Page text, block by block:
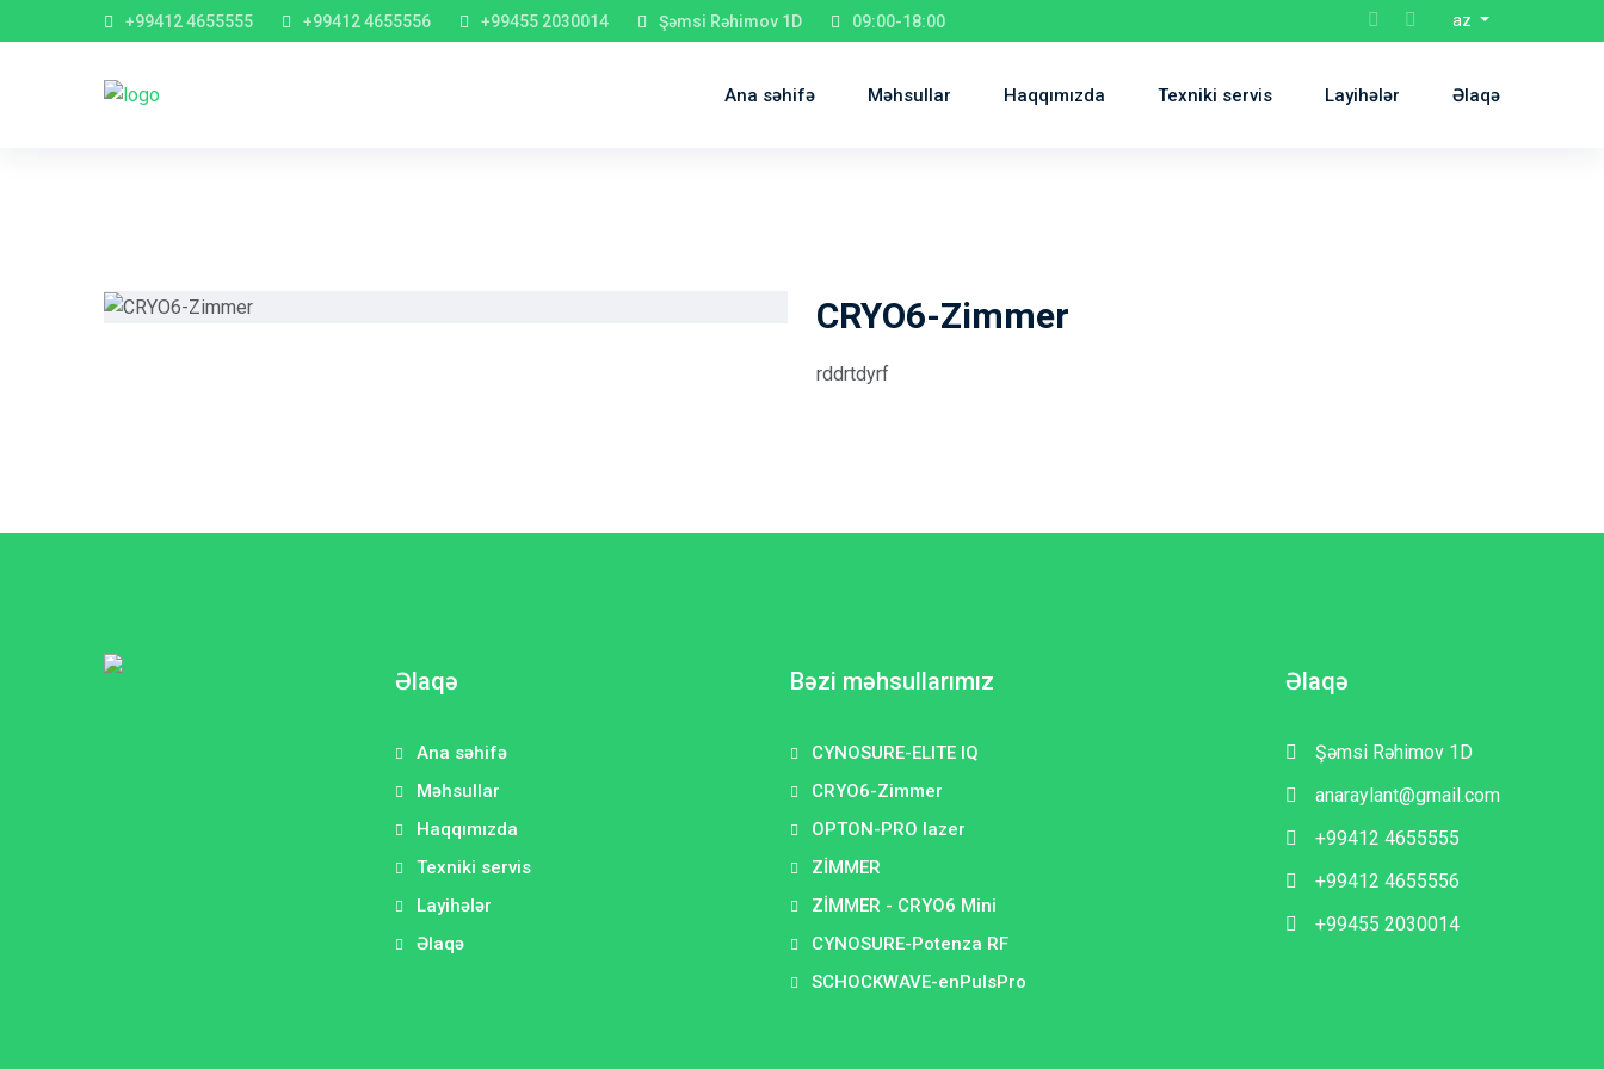
+99412 4655555 +99412 4655556 +99455 2030014 Şəmsi Rəhimov 1D 09:00-18:00 az
Ana səhifə Məhsullar Haqqımızda Texniki servis Layihələr Əlaqə
CRYO6-Zimmer
rddrtdyrf
Əlaqə
Ana səhifə
Məhsullar
Haqqımızda
Texniki servis
Layihələr
Əlaqə
Bəzi məhsullarımız
CYNOSURE-ELITE IQ
CRYO6-Zimmer
OPTON-PRO lazer
ZİMMER
ZİMMER - CRYO6 Mini
CYNOSURE-Potenza RF
SCHOCKWAVE-enPulsPro
Əlaqə
Şəmsi Rəhimov 1D
anaraylant@gmail.com
+99412 4655555
+99412 4655556
+99455 2030014